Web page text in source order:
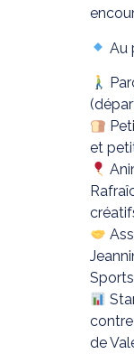
Au
et
contre
de